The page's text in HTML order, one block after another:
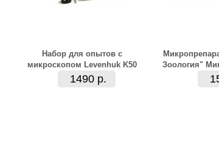
Набор для опытов с
микроскопом Levenhuk K50
1490 р.
Зоология"